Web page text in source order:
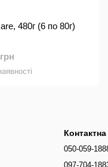
480г (6 по 80г)
050-059-
097-704-